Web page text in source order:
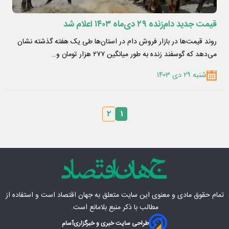
قیمت جدید دام‌زنده ۲۹ دی‌ماه ۱۴۰۳ اعلام شد
روند قیمت‌ها در بازار فروش دام در استان‌ها طی یک هفته گذشته نشان
می‌دهد که گوسفند زنده به طور میانگین ۲۷۷ هزار تومان و…
شنبه ۲۹ دی ۱۴۰۳
۱ ۲
تمام حقوق مادی‌ و معنوی این سایت متعلق بهجهان اقتصاد است و استفاده از
مطالب با ذکر منبع بلامانع است.
طراحی سایت خبری و خبرگزاریآسام